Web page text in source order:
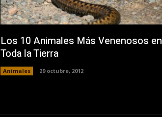
Los 10 Animales Más Venenosos en
Toda la Tierra
Animales 29 octubre, 2012